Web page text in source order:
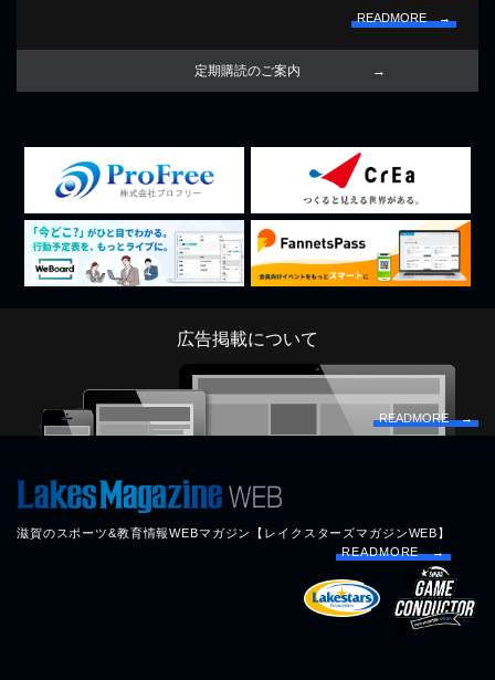
READMORE →
定期購読のご案内
広告掲載について
READMORE →
滋賀のスポーツ&教育情報WEBマガジン【レイクスターズマガジンWEB】
READMORE →